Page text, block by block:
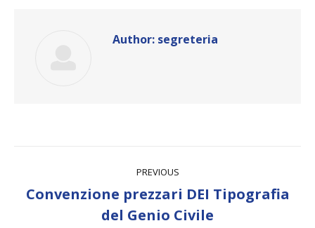
Author: segreteria
navigation
PREVIOUS
Previous
post:
Convenzione prezzari DEI Tipografia
del Genio Civile